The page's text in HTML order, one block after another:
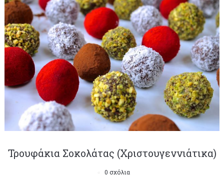
Τρουφάκια Σοκολάτας (Χριστουγεννιάτικα)
0 σχόλια